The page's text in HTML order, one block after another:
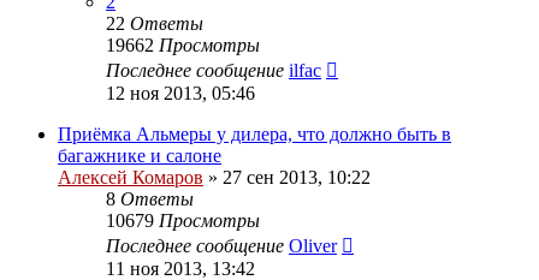
22 Ответы
19662 Просмотры
Последнее сообщение ilfac
12 ноя 2013, 05:46
Приёмка Альмеры у дилера, что должно быть в
багажнике и салоне
Алексей Комаров » 27 сен 2013, 10:22
8 Ответы
10679 Просмотры
Последнее сообщение Oliver
11 ноя 2013, 13:42